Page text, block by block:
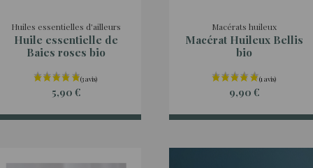
Huiles essentielles d'ailleurs
Huile essentielle de
Baies roses bio
5,90 €
Macérats huileux
Macérat Huileux Bellis
bio
9,90 €